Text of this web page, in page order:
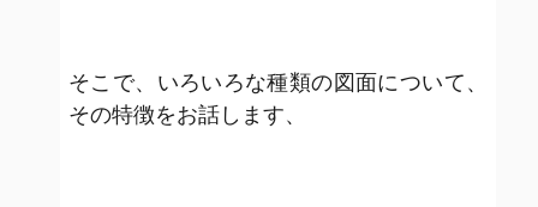
そこで、いろいろな種類の図面について、
その特徴をお話します、